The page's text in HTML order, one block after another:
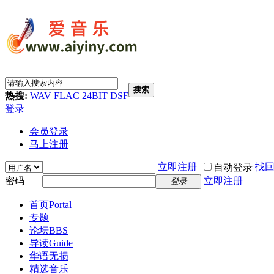
热搜: WAV FLAC 24BIT DSF
搜索
登录
会员登录
马上注册
立即注册 自动登录 找
密码
登录 立即注册
首页Portal
专题
论坛BBS
导读Guide
华语无损
精选音乐